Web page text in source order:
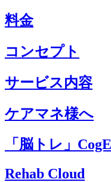
料金
コンセプト
サービス内容
ケアマネ様へ
「脳トレ」
Rehab Cloud